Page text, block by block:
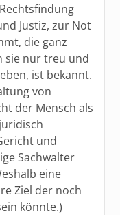
Justiz, zur Not
die ganz
sie nur treu und
ist bekannt.
von
der Mensch als
und
Sachwalter
eine
Ziel der noch
könnte.)